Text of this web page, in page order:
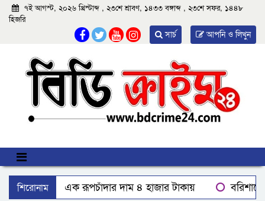
৭ই আগস্ট, ২০২৬ খ্রিস্টাব্দ , ২৩শে শ্রাবণ, ১৪৩৩ বঙ্গাব্দ , ২৩শে সফর, ১৪৪৮
হিজরি
আপনি ও লিখুন
সার্চ
শিরোনাম
বঙ্গোপসাগরের এক রূপচাঁদার দাম ৪ হাজার টাকায়